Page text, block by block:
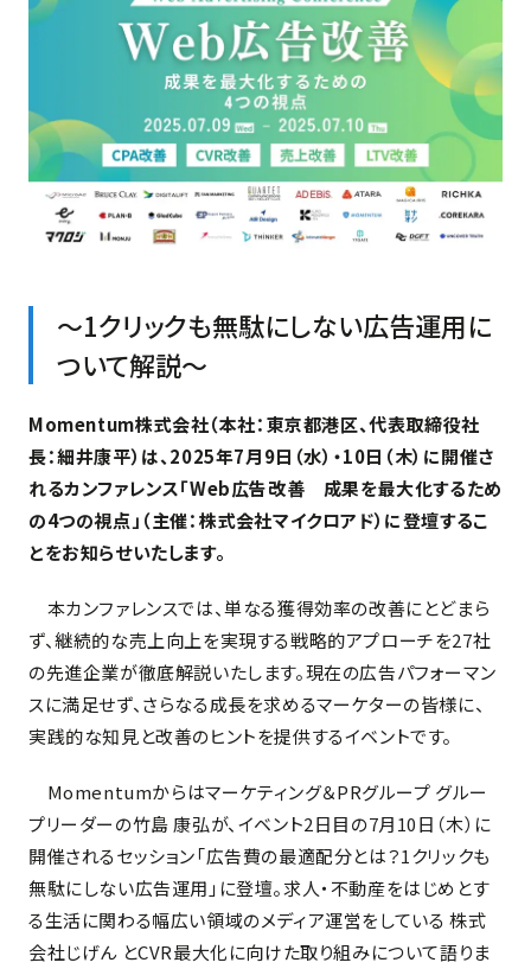
〜1クリックも無駄にしない広告運用に
ついて解説〜
Momentum株式会社（本社：東京都港区、代表取締役社
長：細井康平）は、2025年7月9日（水）・10日（木）に開催さ
れるカンファレンス「Web広告改善 成果を最大化するため
の4つの視点」（主催：株式会社マイクロアド）に登壇するこ
とをお知らせいたします。
本カンファレンスでは、単なる獲得効率の改善にとどまら
ず、継続的な売上向上を実現する戦略的アプローチを27社
の先進企業が徹底解説いたします。現在の広告パフォーマン
スに満足せず、さらなる成長を求めるマーケターの皆様に、
実践的な知見と改善のヒントを提供するイベントです。
Momentumからはマーケティング＆PRグループ グルー
プリーダーの竹島 康弘が、イベント2日目の7月10日（木）に
開催されるセッション「広告費の最適配分とは？1クリックも
無駄にしない広告運用」に登壇。求人・不動産をはじめとす
る生活に関わる幅広い領域のメディア運営をしている 株式
会社じげん とCVR最大化に向けた取り組みについて語りま